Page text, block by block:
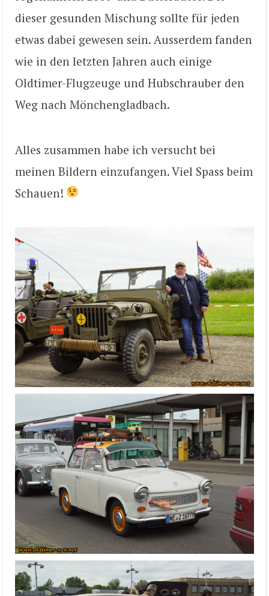
dieser gesunden Mischung sollte für jeden
etwas dabei gewesen sein. Ausserdem fanden
wie in den letzten Jahren auch einige
Oldtimer-Flugzeuge und Hubschrauber den
Weg nach Mönchengladbach.
Alles zusammen habe ich versucht bei
meinen Bildern einzufangen. Viel Spass beim
Schauen!